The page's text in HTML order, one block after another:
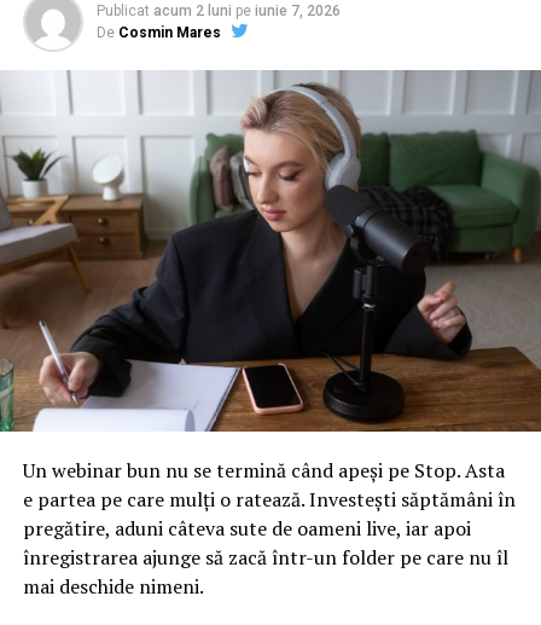
belgian. Acesta va face aici locuinţe de lux
NU RATATI
CSU îi dă Angelei Merkel un termen de două săptămâni
pentru negocierea unui acord european în problema
migraţiei
Publicat acum 2 luni pe iunie 7, 2026
De Cosmin Mares
Un webinar bun nu se termină când apeși pe Stop. Asta
e partea pe care mulți o ratează. Investești săptămâni în
pregătire, aduni câteva sute de oameni live, iar apoi
înregistrarea ajunge să zacă într-un folder pe care nu îl
mai deschide nimeni.